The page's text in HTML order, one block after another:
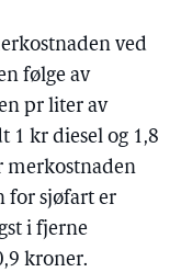
ved
følge av
pr liter av
1 kr diesel og 1,8
merkostnaden
for sjøfart er
i fjerne
kroner.